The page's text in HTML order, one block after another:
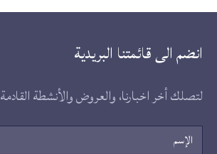
انضم الى قائمتنا البريدية
لتصلك أخر اخبارنا، والعروض والأنشطة القادمة
الإسم